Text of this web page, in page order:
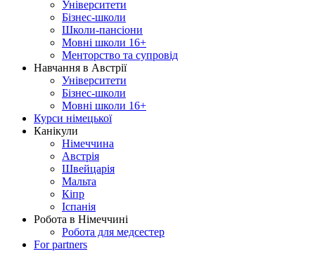
Університети
Бізнес-школи
Школи-пансіони
Мовні школи 16+
Менторство та супровід
Навчання в Австрії
Університети
Бізнес-школи
Мовні школи 16+
Курси німецької
Канікули
Німеччина
Австрія
Швейцарія
Мальта
Кіпр
Іспанія
Робота в Німеччині
Робота для медсестер
For partners